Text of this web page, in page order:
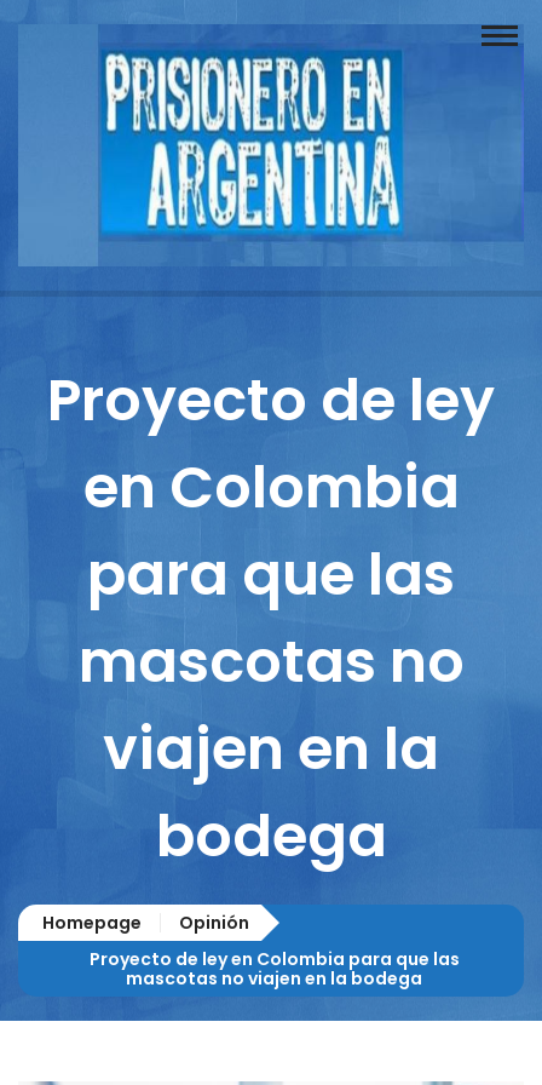
Buscador
Documentos
Reportajes
Proyecto de ley
en Colombia
para que las
mascotas no
viajen en la
bodega
Homepage
Opinión
Proyecto de ley en Colombia para que las
mascotas no viajen en la bodega